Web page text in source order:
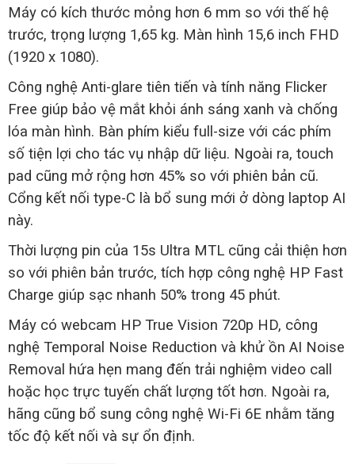
Máy có kích thước mỏng hơn 6 mm so với thế hệ
trước, trọng lượng 1,65 kg. Màn hình 15,6 inch FHD
(1920 x 1080).
Công nghệ Anti-glare tiên tiến và tính năng Flicker
Free giúp bảo vệ mắt khỏi ánh sáng xanh và chống
lóa màn hình. Bàn phím kiểu full-size với các phím
số tiện lợi cho tác vụ nhập dữ liệu. Ngoài ra, touch
pad cũng mở rộng hơn 45% so với phiên bản cũ.
Cổng kết nối type-C là bổ sung mới ở dòng laptop AI
này.
Thời lượng pin của 15s Ultra MTL cũng cải thiện hơn
so với phiên bản trước, tích hợp công nghệ HP Fast
Charge giúp sạc nhanh 50% trong 45 phút.
Máy có webcam HP True Vision 720p HD, công
nghệ Temporal Noise Reduction và khử ồn AI Noise
Removal hứa hẹn mang đến trải nghiệm video call
hoặc học trực tuyến chất lượng tốt hơn. Ngoài ra,
hãng cũng bổ sung công nghệ Wi-Fi 6E nhằm tăng
tốc độ kết nối và sự ổn định.